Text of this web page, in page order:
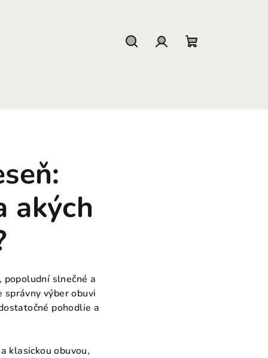
akých
popoludní slnečné a
výber obuvi
pohodlie a
klasickou obuvou,